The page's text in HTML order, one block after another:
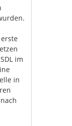
im
in